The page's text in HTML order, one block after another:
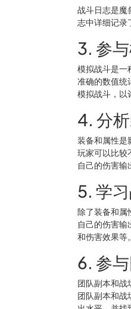
战斗日志是魔
志中详细记录
3. 参
模拟战斗是一
准确的数值统
模拟战斗，以
4. 分
装备和属性是
玩家可以比较
自己的伤害输
5. 学
除了装备和属
自己的伤害
和伤害效果等。
6. 参
团队副本和战
团队副本和战